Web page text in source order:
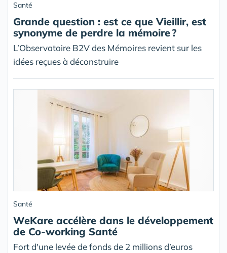
Santé
Grande question : est ce que Vieillir, est
synonyme de perdre la mémoire ?
L’Observatoire B2V des Mémoires revient sur les
idées reçues à déconstruire
Santé
WeKare accélère dans le développement
de Co-working Santé
Fort d'une levée de fonds de 2 millions d’euros